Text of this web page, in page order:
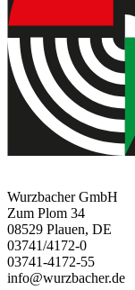
Wurzbacher GmbH
Zum Plom 34
08529 Plauen, DE
03741/4172-0
03741-4172-55
info@wurzbacher.de